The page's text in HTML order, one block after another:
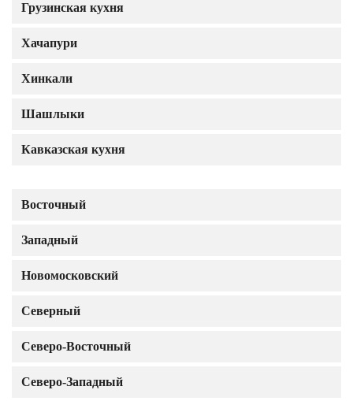
Грузинская кухня
Хачапури
Хинкали
Шашлыки
Кавказская кухня
Восточный
Западный
Новомосковский
Северный
Северо-Восточный
Северо-Западный